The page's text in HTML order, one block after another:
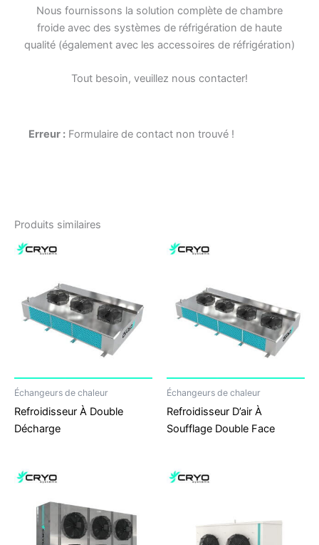
Nous fournissons la solution complète de chambre
froide avec des systèmes de réfrigération de haute
qualité (également avec les accessoires de réfrigération)
Tout besoin, veuillez nous contacter!
Erreur : Formulaire de contact non trouvé !
Produits similaires
Échangeurs de chaleur
Refroidisseur À Double
Décharge
Échangeurs de chaleur
Refroidisseur D’air À
Soufflage Double Face